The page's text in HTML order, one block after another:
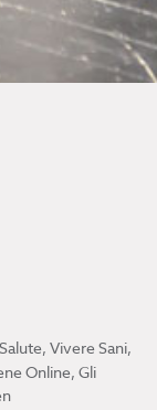
, Vivere Sani,
Online, Gli